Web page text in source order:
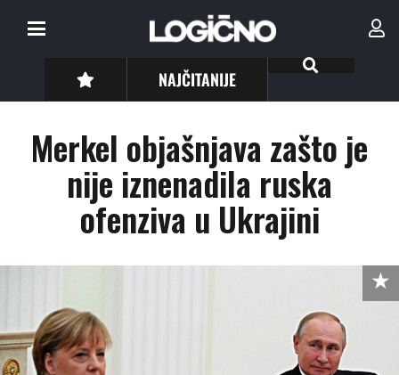
NAJČITANIJE
Merkel objašnjava zašto je
nije iznenadila ruska
ofenziva u Ukrajini